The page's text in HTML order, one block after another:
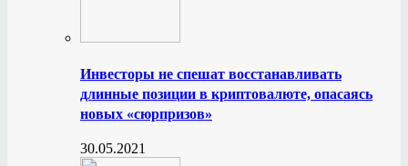
Инвесторы не спешат восстанавливать
длинные позиции в криптовалюте, опасаясь
новых «сюрпризов»
30.05.2021